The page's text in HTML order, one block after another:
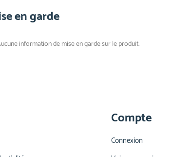
en garde
information de mise en garde sur le produit.
Compte
Connexion